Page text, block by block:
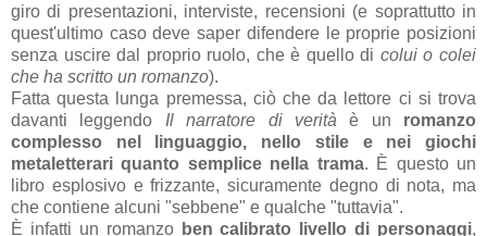
giro di presentazioni, interviste, recensioni (e soprattutto in
quest'ultimo caso deve saper difendere le proprie posizioni
senza uscire dal proprio ruolo, che è quello di colui o colei
che ha scritto un romanzo).
Fatta questa lunga premessa, ciò che da lettore ci si trova
davanti leggendo Il narratore di verità è un romanzo
complesso nel linguaggio, nello stile e nei giochi
metaletterari quanto semplice nella trama. È questo un
libro esplosivo e frizzante, sicuramente degno di nota, ma
che contiene alcuni "sebbene" e qualche "tuttavia".
È infatti un romanzo ben calibrato livello di personaggi,